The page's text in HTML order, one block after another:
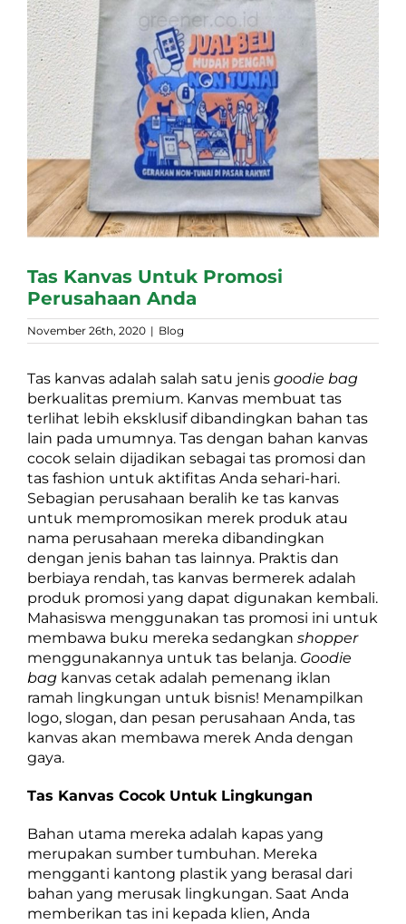
Tas Kanvas Untuk Promosi
Perusahaan Anda
November 26th, 2020 | Blog
Tas kanvas adalah salah satu jenis goodie bag
berkualitas premium. Kanvas membuat tas
terlihat lebih eksklusif dibandingkan bahan tas
lain pada umumnya. Tas dengan bahan kanvas
cocok selain dijadikan sebagai tas promosi dan
tas fashion untuk aktifitas Anda sehari-hari.
Sebagian perusahaan beralih ke tas kanvas
untuk mempromosikan merek produk atau
nama perusahaan mereka dibandingkan
dengan jenis bahan tas lainnya. Praktis dan
berbiaya rendah, tas kanvas bermerek adalah
produk promosi yang dapat digunakan kembali.
Mahasiswa menggunakan tas promosi ini untuk
membawa buku mereka sedangkan shopper
menggunakannya untuk tas belanja. Goodie
bag kanvas cetak adalah pemenang iklan
ramah lingkungan untuk bisnis! Menampilkan
logo, slogan, dan pesan perusahaan Anda, tas
kanvas akan membawa merek Anda dengan
gaya.
Tas Kanvas Cocok Untuk Lingkungan
Bahan utama mereka adalah kapas yang
merupakan sumber tumbuhan. Mereka
mengganti kantong plastik yang berasal dari
bahan yang merusak lingkungan. Saat Anda
memberikan tas ini kepada klien, Anda